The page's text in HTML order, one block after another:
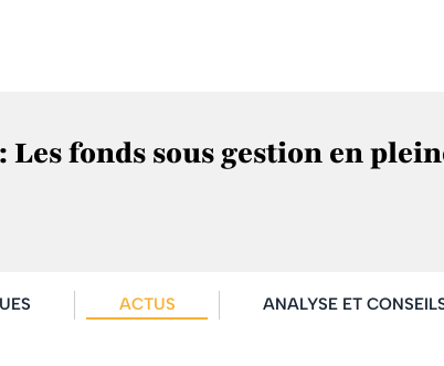
fonds sous gestion en
ACTUS ANALYSE ET